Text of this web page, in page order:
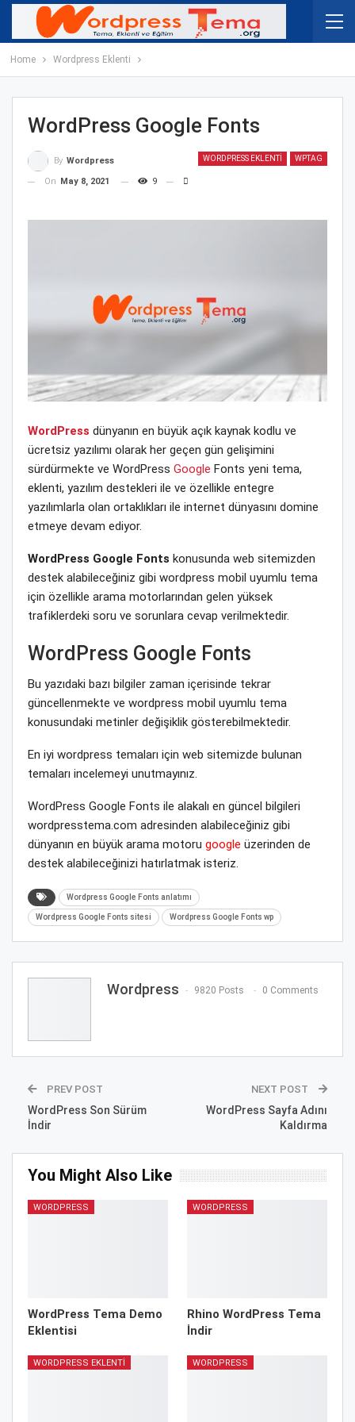
Home Wordpress Eklenti
WordPress Google Fonts
WORDPRESS EKLENTI WPTAG
By Wordpress
On
May 8, 2021 9
WordPress dünyanın en büyük açık kaynak kodlu ve
ücretsiz yazılımı olarak her geçen gün gelişimini
sürdürmekte ve WordPress Google Fonts yeni tema,
eklenti, yazılım destekleri ile ve özellikle entegre
yazılımlarla olan ortaklıkları ile internet dünyasını domine
etmeye devam ediyor.
WordPress Google Fonts konusunda web sitemizden
destek alabileceğiniz gibi wordpress mobil uyumlu tema
için özellikle arama motorlarından gelen yüksek
trafiklerdeki soru ve sorunlara cevap verilmektedir.
WordPress Google Fonts
Bu yazıdaki bazı bilgiler zaman içerisinde tekrar
güncellenmekte ve wordpress mobil uyumlu tema
konusundaki metinler değişiklik gösterebilmektedir.
En iyi wordpress temaları için web sitemizde bulunan
temaları incelemeyi unutmayınız.
WordPress Google Fonts ile alakalı en güncel bilgileri
wordpresstema.com adresinden alabileceğiniz gibi
dünyanın en büyük arama motoru google üzerinden de
destek alabileceğinizi hatırlatmak isteriz.
Wordpress Google Fonts anlatımı
Wordpress Google Fonts sitesi Wordpress Google Fonts wp
Wordpress 9820 Posts 0 Comments
PREV POST
WordPress Son Sürüm
İndir
NEXT POST
WordPress Sayfa Adını
Kaldırma
You Might Also Like
WORDPRESS
WordPress Tema Demo
Eklentisi
WORDPRESS
Rhino WordPress Tema
İndir
WORDPRESS EKLENTI WORDPRESS